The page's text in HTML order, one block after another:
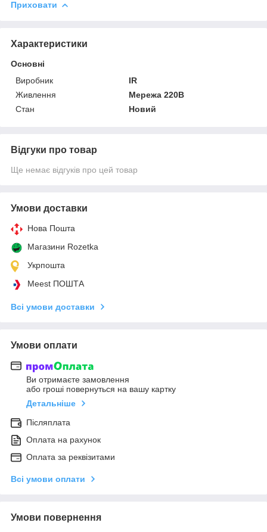
Приховати
Характеристики
Основні
Виробник
IR
Живлення
Мережа 220В
Стан
Новий
Відгуки про товар
Ще немає відгуків про цей товар
Умови доставки
Нова Пошта
Магазини Rozetka
Укрпошта
Meest ПОШТА
Всі умови доставки
Умови оплати
Ви отримаєте замовлення
або гроші повернуться на вашу картку
Детальніше
Післяплата
Оплата на рахунок
Оплата за реквізитами
Всі умови оплати
Умови повернення